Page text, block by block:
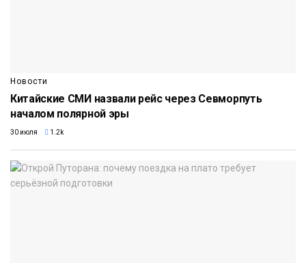
Новости
Китайские СМИ назвали рейс через Севморпуть
началом полярной эры
30 июля 1.2k